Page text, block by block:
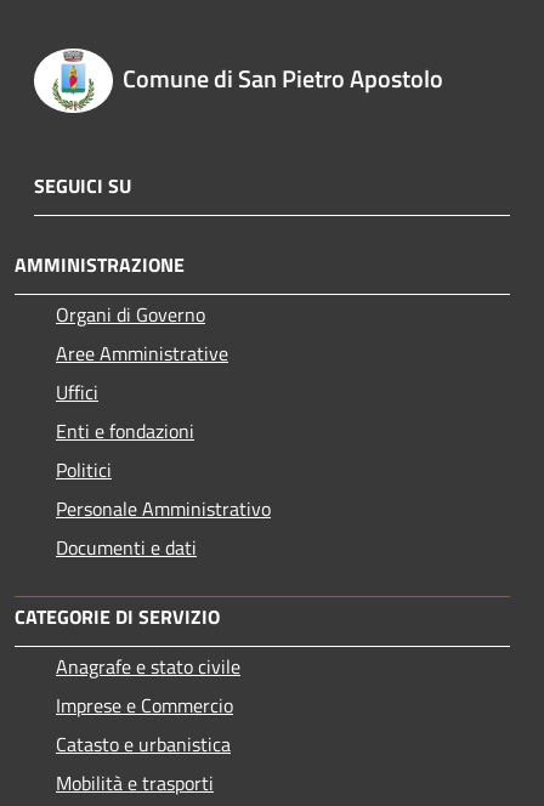
Comune di San Pietro Apostolo
SEGUICI SU
AMMINISTRAZIONE
Organi di Governo
Aree Amministrative
Uffici
Enti e fondazioni
Politici
Personale Amministrativo
Documenti e dati
CATEGORIE DI SERVIZIO
Anagrafe e stato civile
Imprese e Commercio
Catasto e urbanistica
Mobilità e trasporti